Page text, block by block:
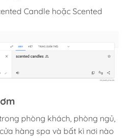
Candle hoặc Scented
phòng khách, phòng ngủ,
hàng spa và bất kì nơi nào